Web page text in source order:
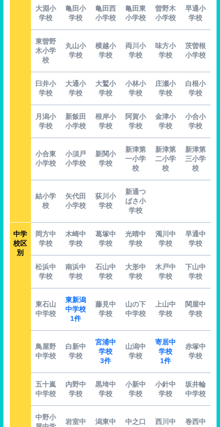
大淵小
学校
亀田小
学校
亀田西
小学校
亀田東
小学校
曽野木
小学校
早通小
学校
東曽野
木小学
校
丸山小
学校
横越小
学校
両川小
学校
味方小
学校
茨曽根
小学校
臼井小
学校
大通小
学校
大鷲小
学校
小林小
学校
庄瀬小
学校
白根小
学校
月潟小
学校
新飯田
小学校
根岸小
学校
阿賀小
学校
金津小
学校
小合小
学校
小合東
小学校
小須戸
小学校
新関小
学校
新津第
一小学
校
新津第
二小学
校
新津第
三小学
校
結小学
校
矢代田
小学校
荻川小
学校
新通つ
ばさ小
学校
中学
校区
別
岡方中
学校
木崎中
学校
葛塚中
学校
光晴中
学校
濁川中
学校
早通中
学校
松浜中
学校
南浜中
学校
石山中
学校
大形中
学校
木戸中
学校
下山中
学校
東石山
中学校
東新潟
中学校
1件
藤見中
学校
山の下
中学校
上山中
学校
関屋中
学校
鳥屋野
中学校
白新中
学校
宮浦中
学校
3件
山潟中
学校
寄居中
学校
1件
赤塚中
学校
五十嵐
中学校
内野中
学校
黒埼中
学校
小新中
学校
小針中
学校
坂井輪
中学校
中野小
岩室中
潟東中
中之口
西川中
巻西中